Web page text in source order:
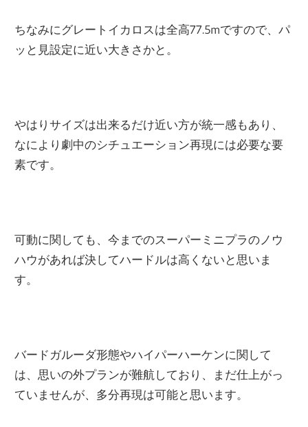
ちなみにグレートイカロスは全高77.5mですので、パ
ッと見設定に近い大きさかと。
やはりサイズは出来るだけ近い方が統一感もあり、
なにより劇中のシチュエーション再現には必要な要
素です。
可動に関しても、今までのスーパーミニプラのノウ
ハウがあれば決してハードルは高くないと思いま
す。
バードガルーダ形態やハイパーハーケンに関して
は、思いの外プランが難航しており、まだ仕上がっ
ていませんが、多分再現は可能と思います。